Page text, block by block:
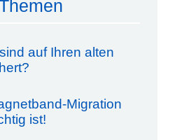
auf Ihren alten
Migration
ist!